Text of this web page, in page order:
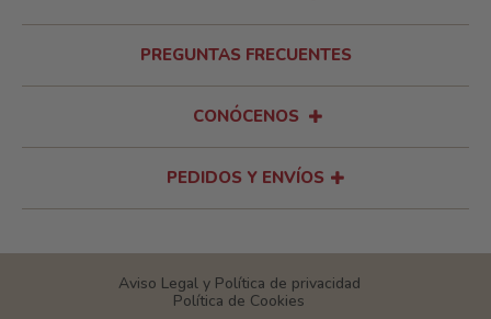
PREGUNTAS FRECUENTES
CONÓCENOS
PEDIDOS Y ENVÍOS
Aviso Legal y Política de privacidad
Política de Cookies